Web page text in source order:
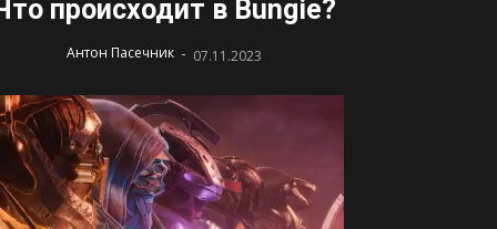
происходит в Bungie?
Антон Пасечник - 07.11.2023